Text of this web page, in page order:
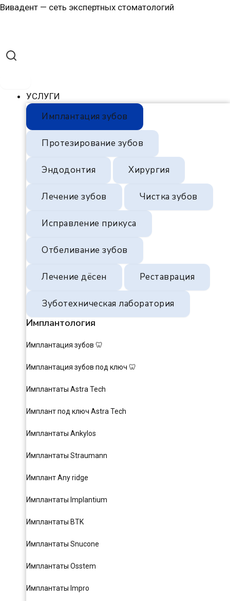
Перейти
Вивадент — сеть экспертных стоматологий
УСЛУГИ
Имплантация зубов
Протезирование зубов
Эндодонтия Хирургия
Лечение зубов Чистка зубов
Исправление прикуса
Отбеливание зубов
Лечение дёсен Реставрация
Зуботехническая лаборатория
Имплантология
Имплантация зубов 🦷
Имплантация зубов под ключ 🦷
Имплантаты Astra Tech
Имплант под ключ Astra Tech
Имплантаты Ankylos
Имплантаты Straumann
Имплант Any ridge
Имплантаты Implantium
Имплантаты BTK
Имплантаты Snucone
Имплантаты Osstem
Имплантаты Impro
Навигация